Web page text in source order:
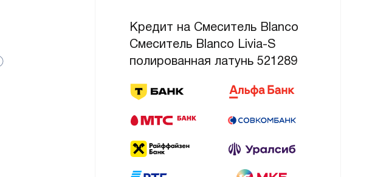
Кредит на Смеситель Blanco
Смеситель Blanco Livia-S
полированная латунь 521289